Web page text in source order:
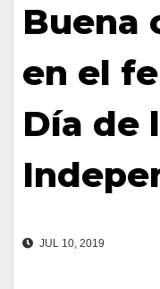
Buena
en el
Día de
JUL 10, 2019